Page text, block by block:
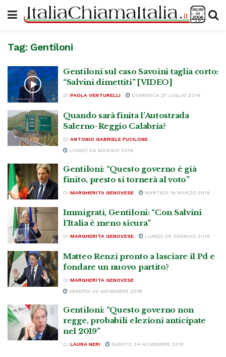
Tag: Gentiloni
Gentiloni sul caso Savoini taglia corto:
“Salvini dimettiti” [VIDEO]
DI PAOLA VENTURELLI DOMENICA 21 LUGLIO 2019
Quando sarà finita l’Autostrada
Salerno-Reggio Calabria?
DI ANTONIO GABRIELE FUCILONE
LUNEDÌ 06 MAGGIO 2019
Gentiloni: “Questo governo è già
finito, presto si tornerà al voto”
DI MARGHERITA GENOVESE MARTEDÌ 19 MARZO 2019
Immigrati, Gentiloni: “Con Salvini
l’Italia è meno sicura”
DI MARGHERITA GENOVESE LUNEDÌ 28 GENNAIO 2019
Matteo Renzi pronto a lasciare il Pd e
fondare un nuovo partito?
DI MARGHERITA GENOVESE
VENERDÌ 30 NOVEMBRE 2018
Gentiloni: “Questo governo non
regge, probabili elezioni anticipate
nel 2019”
DI LAURA NERI SABATO 24 NOVEMBRE 2018